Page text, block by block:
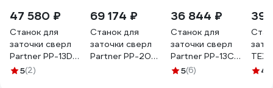
47 580 ₽
Станок для
заточки сверл
Partner PP-13D
101301
5(2)
69 174 ₽
Станок для
заточки сверл
Partner PP-20
36 844 ₽
Станок для
заточки сверл
Partner PP-13С
101302
5(6)
39
13A4.4